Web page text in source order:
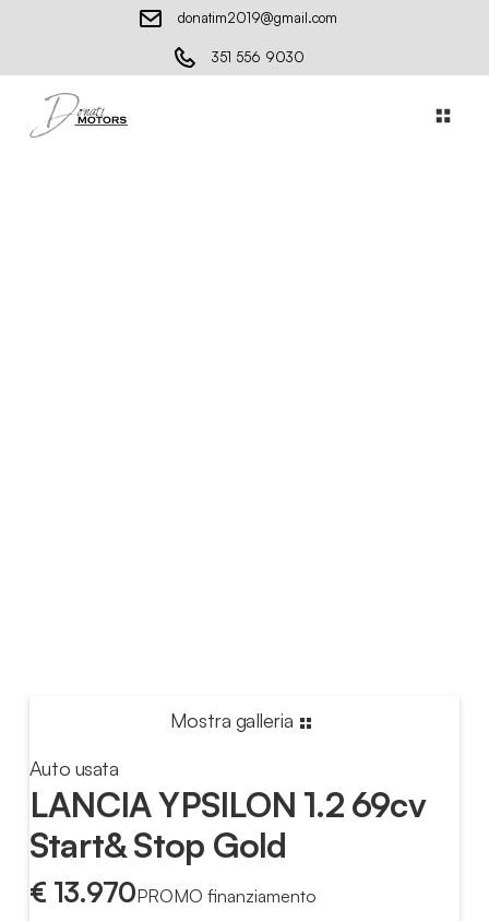
donatim2019@gmail.com
351 556 9030
Mostra galleria
Auto usata
LANCIA YPSILON 1.2 69cv
Start& Stop Gold
€ 13.970PROMO finanziamento